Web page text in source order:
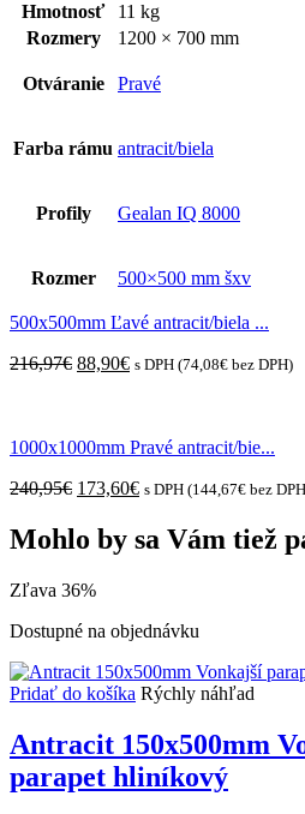
Hmotnosť
11 kg
Rozmery
1200 × 700 mm
Otváranie Pravé
Farba rámu antracit/biela
Profily Gealan IQ 8000
Rozmer 500×500 mm šxv
500x500mm Ľavé antracit/biela ...
216,97€ Original
88,90€Current
s DPH (74,08€ bez DPH)
1000x1000mm Pravé antracit/bie...
240,95€ Original
was:
240,95€.
173,60€Current
173,60€.
s DPH (144,67€ bez
Mohlo by sa Vám tiež
Zľava 36%
Dostupné na objednávku
Pridať do košíka Rýchly náhľad
Antracit 150x500mm
parapet hliníkový